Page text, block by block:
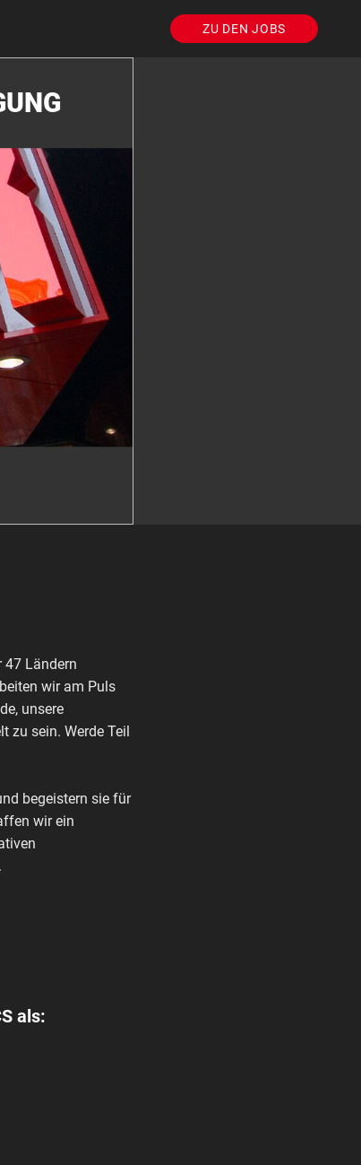
ZU DEN JOBS
47 Ländern
wir am Puls
unsere
zu sein. Werde Teil
begeistern sie für
wir ein
als: